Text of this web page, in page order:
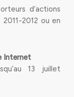
d’actions
2012 ou en
Internet
13 juillet